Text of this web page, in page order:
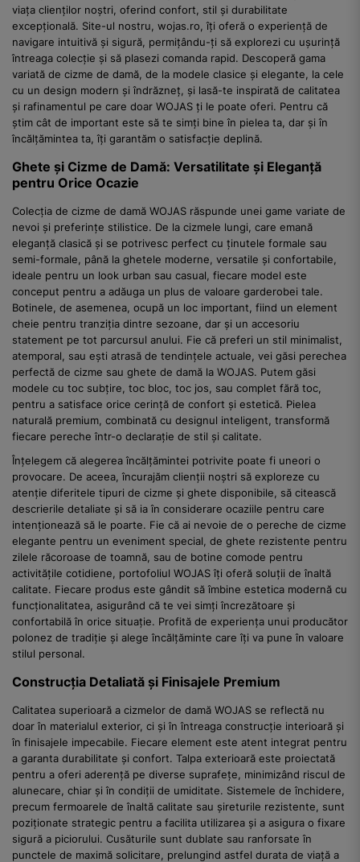
viața clienților noștri, oferind confort, stil și durabilitate
excepțională. Site-ul nostru, wojas.ro, îți oferă o experiență de
navigare intuitivă și sigură, permițându-ți să explorezi cu ușurință
întreaga colecție și să plasezi comanda rapid. Descoperă gama
variată de cizme de damă, de la modele clasice și elegante, la cele
cu un design modern și îndrăzneț, și lasă-te inspirată de calitatea
și rafinamentul pe care doar WOJAS ți le poate oferi. Pentru că
știm cât de important este să te simți bine în pielea ta, dar și în
încălțămintea ta, îți garantăm o satisfacție deplină.
Ghete și Cizme de Damă: Versatilitate și Eleganță
pentru Orice Ocazie
Colecția de cizme de damă WOJAS răspunde unei game variate de
nevoi și preferințe stilistice. De la cizmele lungi, care emană
eleganță clasică și se potrivesc perfect cu ținutele formale sau
semi-formale, până la ghetele moderne, versatile și confortabile,
ideale pentru un look urban sau casual, fiecare model este
conceput pentru a adăuga un plus de valoare garderobei tale.
Botinele, de asemenea, ocupă un loc important, fiind un element
cheie pentru tranziția dintre sezoane, dar și un accesoriu
statement pe tot parcursul anului. Fie că preferi un stil minimalist,
atemporal, sau ești atrasă de tendințele actuale, vei găsi perechea
perfectă de cizme sau ghete de damă la WOJAS. Putem găsi
modele cu toc subțire, toc bloc, toc jos, sau complet fără toc,
pentru a satisface orice cerință de confort și estetică. Pielea
naturală premium, combinată cu designul inteligent, transformă
fiecare pereche într-o declarație de stil și calitate.
Înțelegem că alegerea încălțămintei potrivite poate fi uneori o
provocare. De aceea, încurajăm clienții noștri să exploreze cu
atenție diferitele tipuri de cizme și ghete disponibile, să citească
descrierile detaliate și să ia în considerare ocaziile pentru care
intenționează să le poarte. Fie că ai nevoie de o pereche de cizme
elegante pentru un eveniment special, de ghete rezistente pentru
zilele răcoroase de toamnă, sau de botine comode pentru
activitățile cotidiene, portofoliul WOJAS îți oferă soluții de înaltă
calitate. Fiecare produs este gândit să îmbine estetica modernă cu
funcționalitatea, asigurând că te vei simți încrezătoare și
confortabilă în orice situație. Profită de experiența unui producător
polonez de tradiție și alege încălțăminte care îți va pune în valoare
stilul personal.
Construcția Detaliată și Finisajele Premium
Calitatea superioară a cizmelor de damă WOJAS se reflectă nu
doar în materialul exterior, ci și în întreaga construcție interioară și
în finisajele impecabile. Fiecare element este atent integrat pentru
a garanta durabilitate și confort. Talpa exterioară este proiectată
pentru a oferi aderență pe diverse suprafețe, minimizând riscul de
alunecare, chiar și în condiții de umiditate. Sistemele de închidere,
precum fermoarele de înaltă calitate sau șireturile rezistente, sunt
poziționate strategic pentru a facilita utilizarea și a asigura o fixare
sigură a piciorului. Cusăturile sunt dublate sau ranforsate în
punctele de maximă solicitare, prelungind astfel durata de viață a